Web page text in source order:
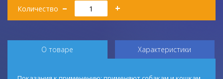
Количество – +
О товаре Характеристики